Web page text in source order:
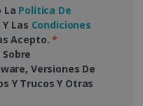
La Política De
Y Las Condiciones
Acepto.*
Versiones De
Y Trucos Y Otras